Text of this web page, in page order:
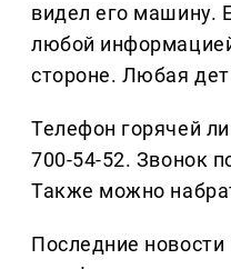
видел его машину.
любой
стороне. Любая
Телефон горячей
700-54-52. Звонок
Также можно
Последние